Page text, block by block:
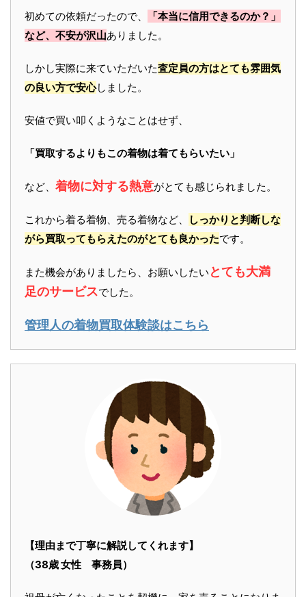
初めての依頼だったので、
「本当に信用できるのか？」
など、不安が沢山ありました。
しかし実際に来ていただいた査定員の方はとても雰囲気
の良い方で安心しました。
安値で買い叩くようなことはせず、
「買取するよりもこの着物は着てもらいたい」
など、 着物に対する熱意がとても感じられました。
これから着る着物、売る着物など、
しっかりと判断しな
がら買取ってもらえたのがとても良かったです。
また機会がありましたら、お願いしたい とても大満
足のサービスでした。
管理人の着物買取体験談はこちら
【理由まで丁寧に解説してくれます】
（38歳 女性 事務員）